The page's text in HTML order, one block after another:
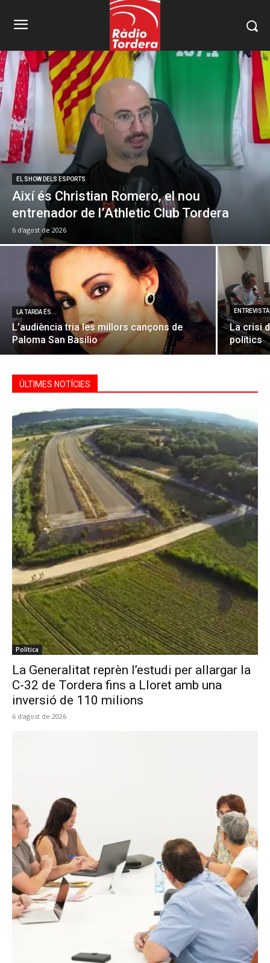
EL SHOW DELS ESPORTS
Així és Christian Romero, el nou
entrenador de l’Athletic Club Tordera
6 d'agost de 2026
LA TARDA ÉS...
L’audiència tria les millors cançons de
Paloma San Basilio
La crisi
polítics
ÚLTIMES NOTÍCIES
Política
La Generalitat reprèn l’estudi per allargar la
C-32 de Tordera fins a Lloret amb una
inversió de 110 milions
6 d'agost de 2026